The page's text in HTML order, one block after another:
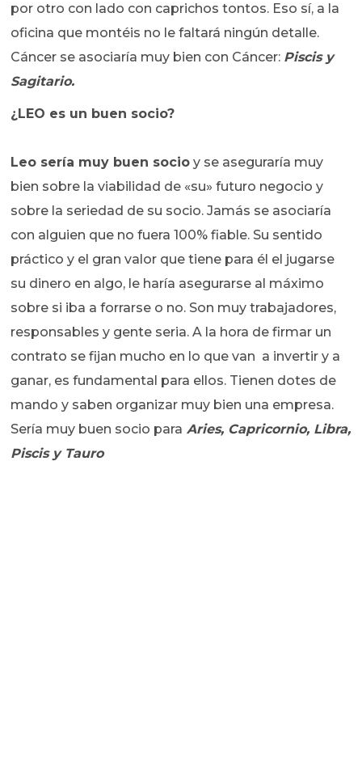
por otro con lado con caprichos tontos. Eso sí, a la
oficina que montéis no le faltará ningún detalle.
Cáncer se asociaría muy bien con Cáncer: Piscisy
Sagitario.
¿LEO es un buen socio?
Leo sería muy buen socio y se aseguraría muy
bien sobre la viabilidad de «su» futuro negocio y
sobre la seriedad de su socio. Jamás se asociaría
con alguien que no fuera 100% fiable. Su sentido
práctico y el gran valor que tiene para él el jugarse
su dinero en algo, le haría asegurarse al máximo
sobre si iba a forrarse o no. Son muy trabajadores,
responsables y gente seria. A la hora de firmar un
contrato se fijan mucho en lo que van a invertir y a
ganar, es fundamental para ellos. Tienen dotes de
mando y saben organizar muy bien una empresa.
Sería muy buen socio para Aries, Capricornio, Libra,
Piscis y Tauro